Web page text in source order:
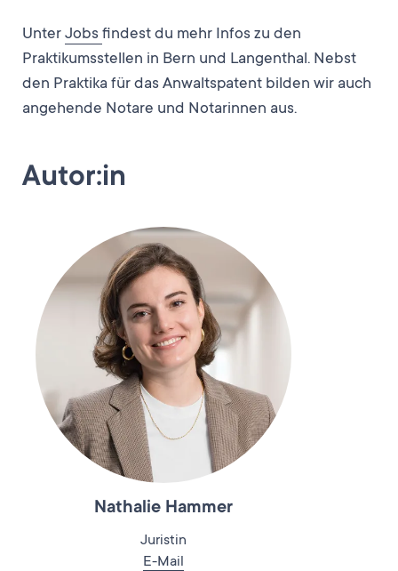
Unter Jobs findest du mehr Infos zu den
Praktikumsstellen in Bern und Langenthal. Nebst
den Praktika für das Anwaltspatent bilden wir auch
angehende Notare und Notarinnen aus.
Autor:in
Nathalie Hammer
Juristin
E-Mail